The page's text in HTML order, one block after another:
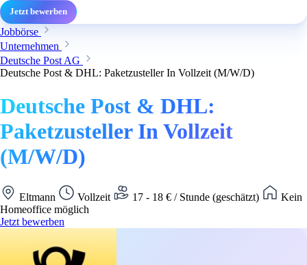
Jetzt bewerben
Jobbörse
Unternehmen
Deutsche Post AG
Deutsche Post & DHL: Paketzusteller In Vollzeit (M/W/D)
Deutsche Post & DHL:
Paketzusteller In Vollzeit
(M/W/D)
Eltmann Vollzeit 17 - 18 € / Stunde (geschätzt)
Kein
Homeoffice möglich
Jetzt bewerben